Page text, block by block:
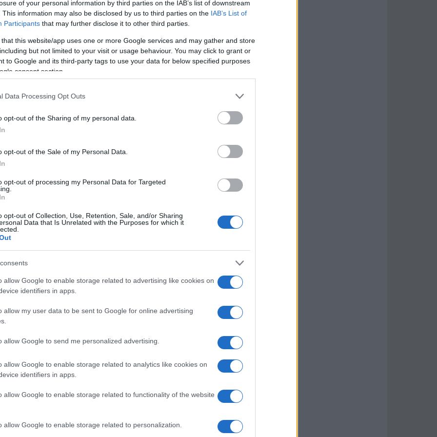
of your personal information by third parties on the IAB’s list of downstream
This information may also be disclosed by us to third parties on the IAB’s List of
Participants that may further disclose it to other third parties.
that this website/app uses one or more Google services and may gather and store
but not limited to your visit or usage behaviour. You may click to grant or
to Google and its third-party tags to use your data for below specified purposes
consent section.
Data Processing Opt Outs
opt-out of the Sharing of my personal data.
opt-out of the Sale of my Personal Data.
opt-out of processing my Personal Data for Targeted
opt-out of Collection, Use, Retention, Sale, and/or Sharing
Data that Is Unrelated with the Purposes for which it
allow Google to enable storage related to advertising like cookies on
identifiers in apps.
allow my user data to be sent to Google for online advertising
allow Google to send me personalized advertising.
allow Google to enable storage related to analytics like cookies on
identifiers in apps.
allow Google to enable storage related to functionality of the website
allow Google to enable storage related to personalization.
che si conoscono molto bene dopo gli
spostarsi rapidamente tra i due
(17 e 19 maggio) e almeno una a
4 e 5 programmate il 24 e il 26 giugno. In
e tattica pesa tanto quanto le
hanno punti di forza e fragilità, e sarà
ritmo e pressione in campo.
della serie
domenica 17 maggio 2026 ore 20:00 al
ore 20:30 sempre a Venezia;
Le eventualiGara 4e Gara 5sono
giugno 2026 e martedì 26 giugno 2026.
ma anche per le squadre che devono